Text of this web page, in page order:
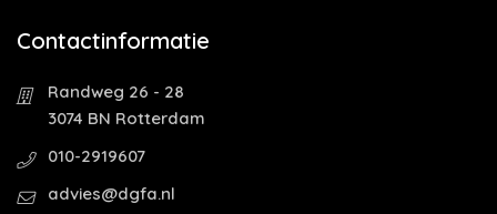
Contactinformatie
Randweg 26 - 28
3074 BN Rotterdam
010-2919607
advies@dgfa.nl